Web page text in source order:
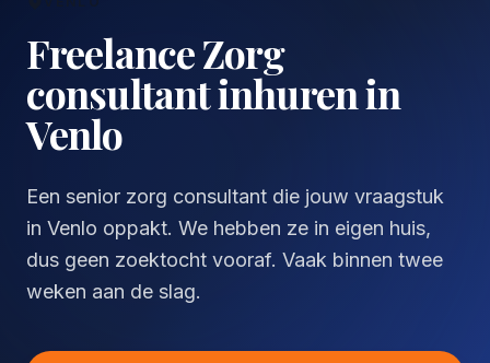
Freelance Zorg
consultant inhuren in
Venlo
Een senior zorg consultant die jouw vraagstuk
in Venlo oppakt. We hebben ze in eigen huis,
dus geen zoektocht vooraf. Vaak binnen twee
weken aan de slag.